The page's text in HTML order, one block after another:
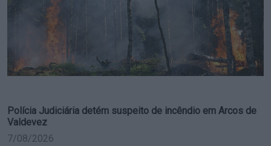
Polícia Judiciária detém suspeito de incêndio em Arcos de
Valdevez
7/08/2026